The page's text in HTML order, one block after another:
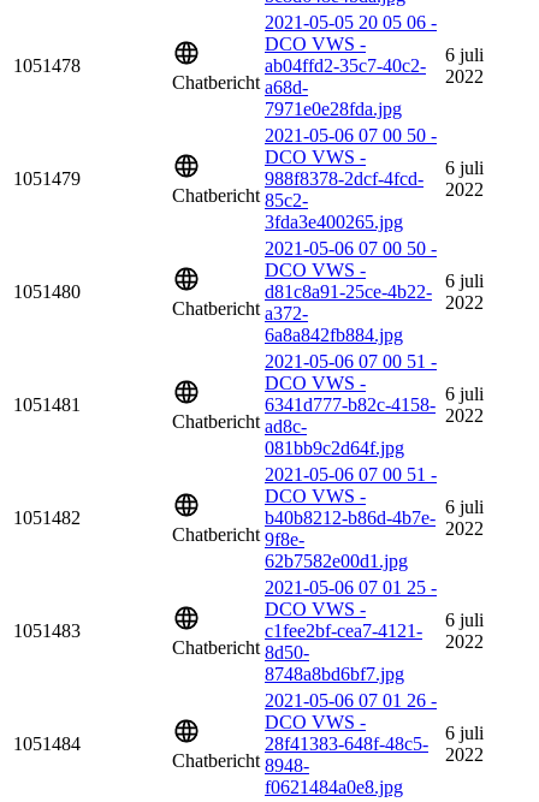
1051478
Chatbericht
2021-05-05 20 05 06 -
DCO VWS -
ab04ffd2-35c7-40c2-
a68d-
7971e0e28fda.jpg
6 juli
2022
1051479
Chatbericht
2021-05-06 07 00 50 -
DCO VWS -
988f8378-2dcf-4fcd-
85c2-
3fda3e400265.jpg
6 juli
2022
1051480
Chatbericht
2021-05-06 07 00 50 -
DCO VWS -
d81c8a91-25ce-4b22-
a372-
6a8a842fb884.jpg
6 juli
2022
1051481
Chatbericht
2021-05-06 07 00 51 -
DCO VWS -
6341d777-b82c-4158-
ad8c-
081bb9c2d64f.jpg
6 juli
2022
1051482
Chatbericht
2021-05-06 07 00 51 -
DCO VWS -
b40b8212-b86d-4b7e-
9f8e-
62b7582e00d1.jpg
6 juli
2022
1051483
Chatbericht
2021-05-06 07 01 25 -
DCO VWS -
c1fee2bf-cea7-4121-
8d50-
8748a8bd6bf7.jpg
6 juli
2022
1051484
Chatbericht
2021-05-06 07 01 26 -
DCO VWS -
28f41383-648f-48c5-
8948-
f0621484a0e8.jpg
6 juli
2022